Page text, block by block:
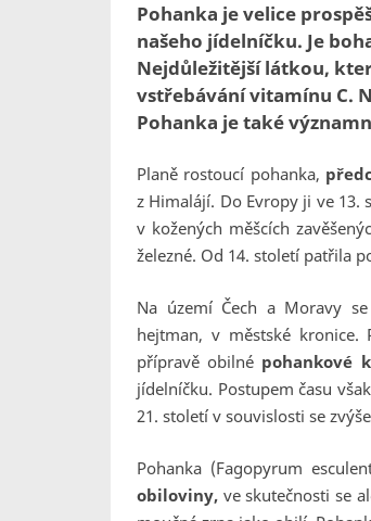
Pohanka je velice
našeho jídelníčku. Je
Nejdůležitější látkou,
vstřebávání vitamínu C.
Pohanka je také
Planě rostoucí pohanka,
z Himalájí. Do Evropy ji ve
v kožených měšcích
železné. Od 14. století patřila
Na území Čech a Moravy
hejtman, v městské kronice.
přípravě obilné pohankové
jídelníčku. Postupem času
21. století v souvislosti se
Pohanka (Fagopyrum
obiloviny, ve skutečnosti se